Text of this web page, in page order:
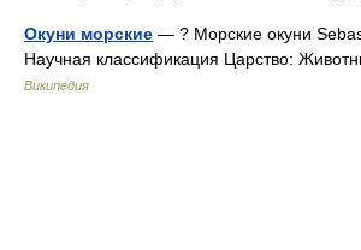
Окуни морские — ? Морские окуни
Научная классификация Царство:
Википедия